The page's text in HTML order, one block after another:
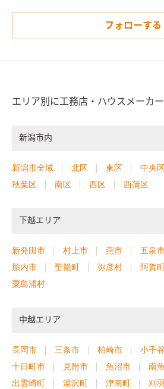
フォローする
エリア別に工務店・ハウスメーカ
新潟市内
新潟市全域 北区 東区 中央
秋葉区
南区 西区 西蒲区
下越エリア
新発田市 村上市 燕市 五泉
胎内市
聖籠町 弥彦村 阿賀
粟島浦村
中越エリア
長岡市 三条市 柏崎市 小千
十日町市
見附市 魚沼市 南
出雲崎町
湯沢町 津南町 刈